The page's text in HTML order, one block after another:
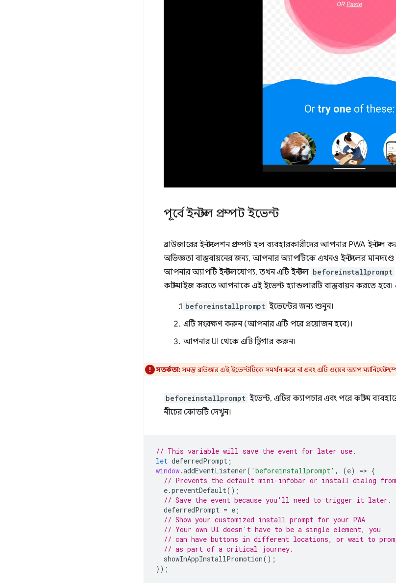
পূর্বে ইনস্টল প্রম্পট ইভেন্ট
ব্রাউজারের ইনস্টলেশন প্রম্পট হল ব্যবহারকারীদের আপনার PWA ইনস্টল
অভিজ্ঞতা বাস্তবায়নের জন্য, আপনার অ্যাপটিকে এখনও ইনস্টলের মানদণ্ডে
আপনার অ্যাপটি ইনস্টলযোগ্য, তখন এটি ইনস্টল beforeinstallprompt
কাস্টমাইজ করতে আপনাকে এই ইভেন্ট হ্যান্ডলারটি বাস্তবায়ন করতে হবে।
beforeinstallprompt ইভেন্টের জন্য শুনুন।
এটি সংরক্ষণ করুন (আপনার এটি পরে প্রয়োজন হবে)।
আপনার UI থেকে এটি ট্রিগার করুন।
সতর্কতা:সমস্ত ব্রাউজার এই ইভেন্টটিকে সমর্থন করে না এবং এটি ওয়েব অ্যাপ ম্যানিফেস্ট
beforeinstallprompt ইভেন্ট, এটির ক্যাপচার এবং পরে কাস্টম
নীচের কোডটি দেখুন।
// This variable will save the event for later use.
let deferredPrompt ;
window.addEventListener( 'beforeinstallprompt' , (e) => {
// Prevents the default mini-infobar or install dialog from
e.preventDefault();
// Save the event because you'll need to trigger it later.
deferredPrompt = e ;
// Show your customized install prompt for your PWA
// Your own UI doesn't have to be a single element, you
// can have buttons in different locations, or wait to
// as part of a critical journey.
showInAppInstallPromotion();
});